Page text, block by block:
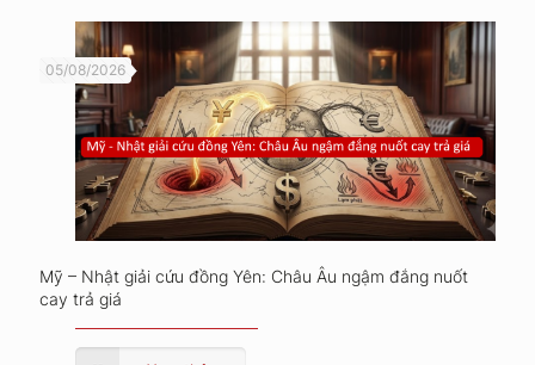
05/08/2026
Mỹ – Nhật giải cứu đồng Yên: Châu Âu ngậm đắng nuốt
cay trả giá